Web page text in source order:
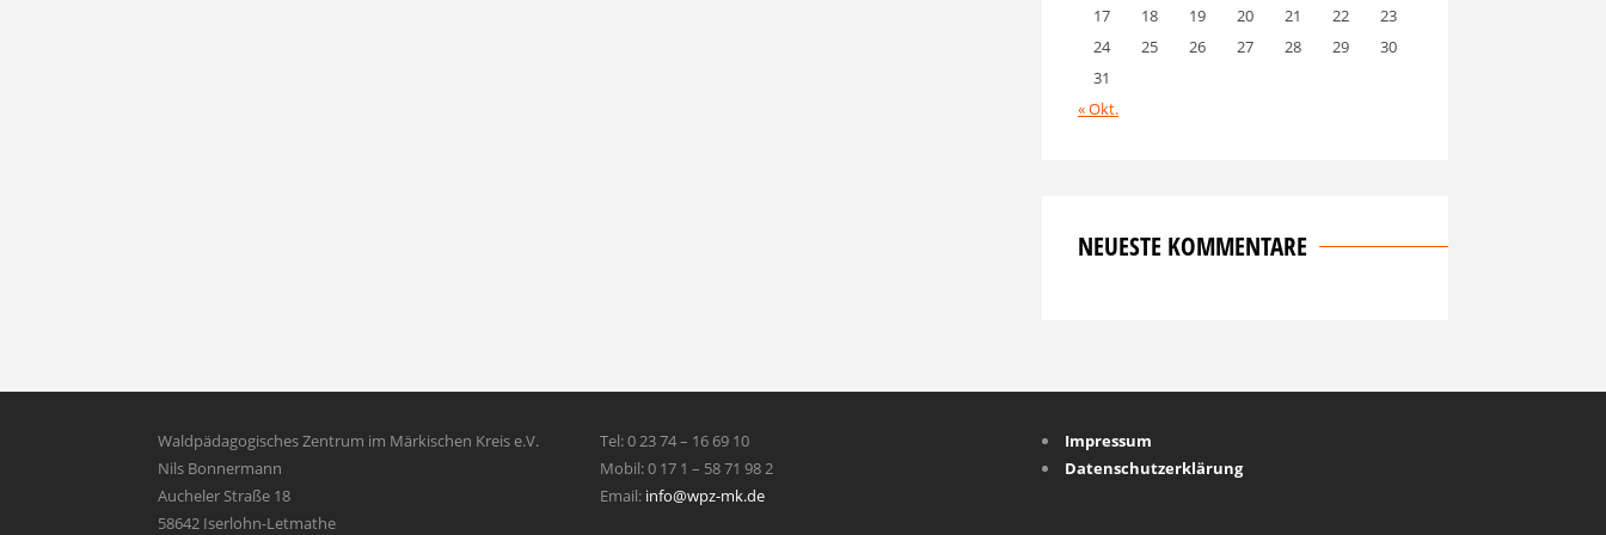
17 18 19 20 21 22
23
24
25 26 27 28 29
30
31
« Okt.
NEUESTE KOMMENTARE
Waldpädagogisches Zentrum im Märkischen Kreis e.V.
Nils Bonnermann
Aucheler Straße 18
58642 Iserlohn-Letmathe
Tel: 0 23 74 – 16 69 10
Mobil: 0 17 1 – 58 71 98 2
Email: info@wpz-mk.de
Impressum
Datenschutzerklärung